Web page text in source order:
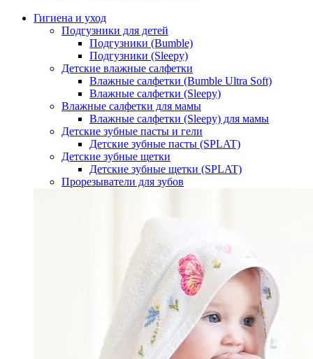
Гигиена и уход
Подгузники для детей
Подгузники (Bumble)
Подгузники (Sleepy)
Детские влажные салфетки
Влажные салфетки (Bumble Ultra Soft)
Влажные салфетки (Sleepy)
Влажные салфетки для мамы
Влажные салфетки (Sleepy) для мамы
Детские зубные пасты и гели
Детские зубные пасты (SPLAT)
Детские зубные щетки
Детские зубные щетки (SPLAT)
Прорезыватели для зубов